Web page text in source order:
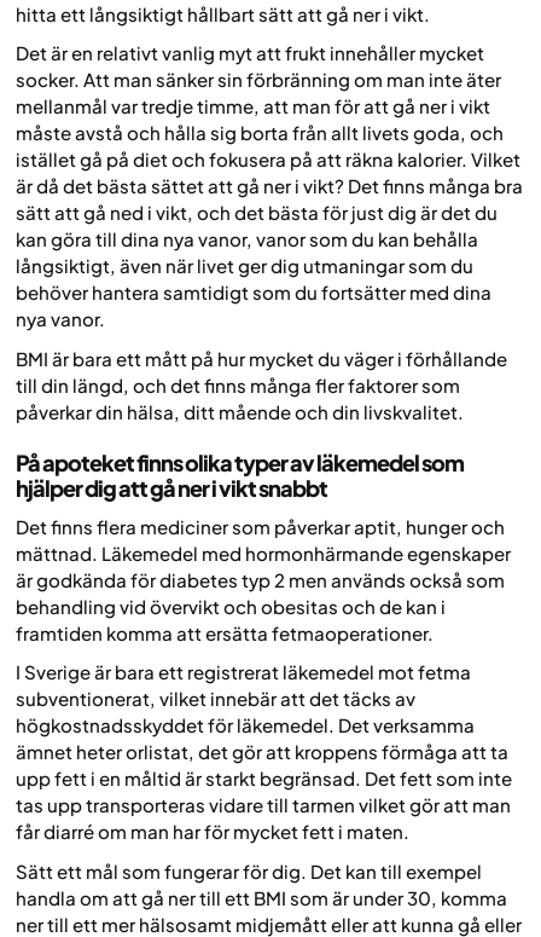
hitta ett långsiktigt hållbart sätt att gå ner i vikt.
Det är en relativt vanlig myt att frukt innehåller mycket
socker. Att man sänker sin förbränning om man inte äter
mellanmål var tredje timme, att man för att gå ner i vikt
måste avstå och hålla sig borta från allt livets goda, och
istället gå på diet och fokusera på att räkna kalorier. Vilket
är då det bästa sättet att gå ner i vikt? Det finns många bra
sätt att gå ned i vikt, och det bästa för just dig är det du
kan göra till dina nya vanor, vanor som du kan behålla
långsiktigt, även när livet ger dig utmaningar som du
behöver hantera samtidigt som du fortsätter med dina
nya vanor.
BMI är bara ett mått på hur mycket du väger i förhållande
till din längd, och det finns många fler faktorer som
påverkar din hälsa, ditt mående och din livskvalitet.
På apoteket finns olika typer av läkemedel som
hjälper dig att gå ner i vikt snabbt
Det finns flera mediciner som påverkar aptit, hunger och
mättnad. Läkemedel med hormonhärmande egenskaper
är godkända för diabetes typ 2 men används också som
behandling vid övervikt och obesitas och de kan i
framtiden komma att ersätta fetmaoperationer.
I Sverige är bara ett registrerat läkemedel mot fetma
subventionerat, vilket innebär att det täcks av
högkostnadsskyddet för läkemedel. Det verksamma
ämnet heter orlistat, det gör att kroppens förmåga att ta
upp fett i en måltid är starkt begränsad. Det fett som inte
tas upp transporteras vidare till tarmen vilket gör att man
får diarré om man har för mycket fett i maten.
Sätt ett mål som fungerar för dig. Det kan till exempel
handla om att gå ner till ett BMI som är under 30, komma
ner till ett mer hälsosamt midjemått eller att kunna gå eller